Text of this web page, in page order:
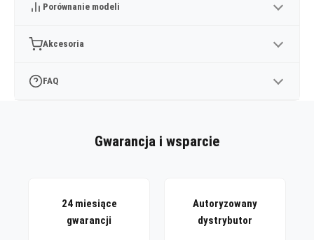
Porównanie modeli
Akcesoria
FAQ
Gwarancja i wsparcie
24 miesiące
gwarancji
Autoryzowany
dystrybutor